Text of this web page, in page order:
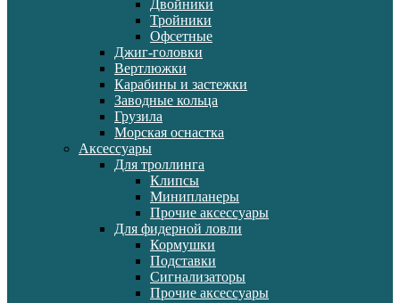
Двойники
Тройники
Офсетные
Джиг-головки
Вертлюжки
Карабины и застежки
Заводные кольца
Грузила
Морская оснастка
Аксессуары
Для троллинга
Клипсы
Минипланеры
Прочие аксессуары
Для фидерной ловли
Кормушки
Подставки
Сигнализаторы
Прочие аксессуары